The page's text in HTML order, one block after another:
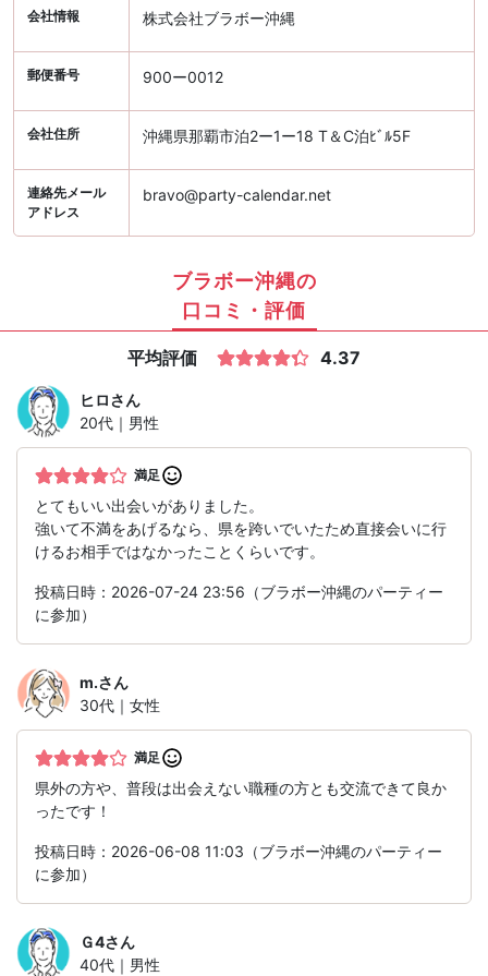
会社情報 株式会社ブラボー沖縄
郵便番号 900ー0012
会社住所 沖縄県那覇市泊2ー1ー18 T＆C泊ﾋﾞﾙ5F
連絡先メール
アドレス
bravo@party-calendar.net
ブラボー沖縄の
口コミ・評価
平均評価 4.37
ヒロさん
20代｜男性
満足
とてもいい出会いがありました。
強いて不満をあげるなら、県を跨いでいたため直接会いに行
けるお相手ではなかったことくらいです。
投稿日時：2026-07-24 23:56（ブラボー沖縄のパーティー
に参加）
m.さん
30代｜女性
満足
県外の方や、普段は出会えない職種の方とも交流できて良か
ったです！
投稿日時：2026-06-08 11:03（ブラボー沖縄のパーティー
に参加）
Ｇ4さん
40代｜男性